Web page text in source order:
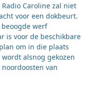
Caroline zal niet
voor een dokbeurt.
werf
is voor de beschikbare
om in die plaats
alsnog gekozen
van